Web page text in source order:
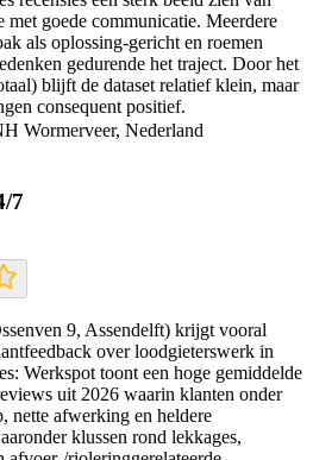
met goede communicatie. Meerdere
als oplossing-gericht en roemen
gedurende het traject. Door het
blijft de dataset relatief klein, maar
consequent positief.
Wormerveer, Nederland
7
9, Assendelft) krijgt vooral
over loodgieterswerk in
Werkspot toont een hoge gemiddelde
uit 2026 waarin klanten onder
nette afwerking en heldere
klussen rond lekkages,